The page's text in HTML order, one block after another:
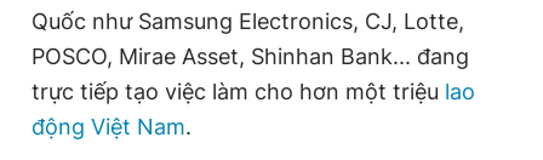
Quốc như Samsung Electronics, CJ, Lotte,
POSCO, Mirae Asset, Shinhan Bank... đang
trực tiếp tạo việc làm cho hơn một triệu lao
động Việt Nam.